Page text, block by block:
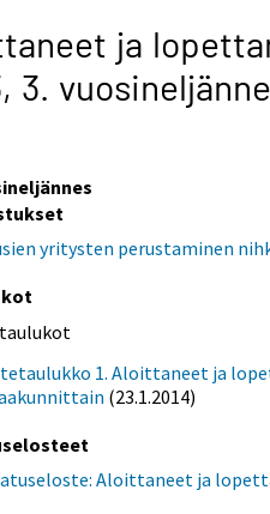
ja
3.
yritysten perustaminen
1. Aloittaneet ja
(23.1.2014)
Aloittaneet ja